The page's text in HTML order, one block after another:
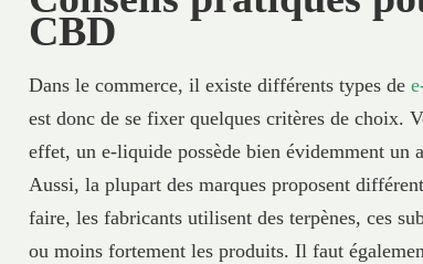
CBD
Dans le commerce, il existe différents types de
est donc de se fixer quelques critères de choix.
effet, un e-liquide possède bien évidemment un
Aussi, la plupart des marques proposent
faire, les fabricants utilisent des terpènes, ces
ou moins fortement les produits. Il faut